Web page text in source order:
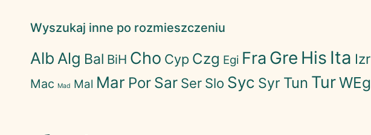
Wyszukaj inne po rozmieszczeniu
Alb Alg Bal BiH Cho Cyp Czg Egi Fra Gre His Ita Izr
Mac Mad Mal Mar Por Sar Ser Slo Syc Syr Tun TurWEg